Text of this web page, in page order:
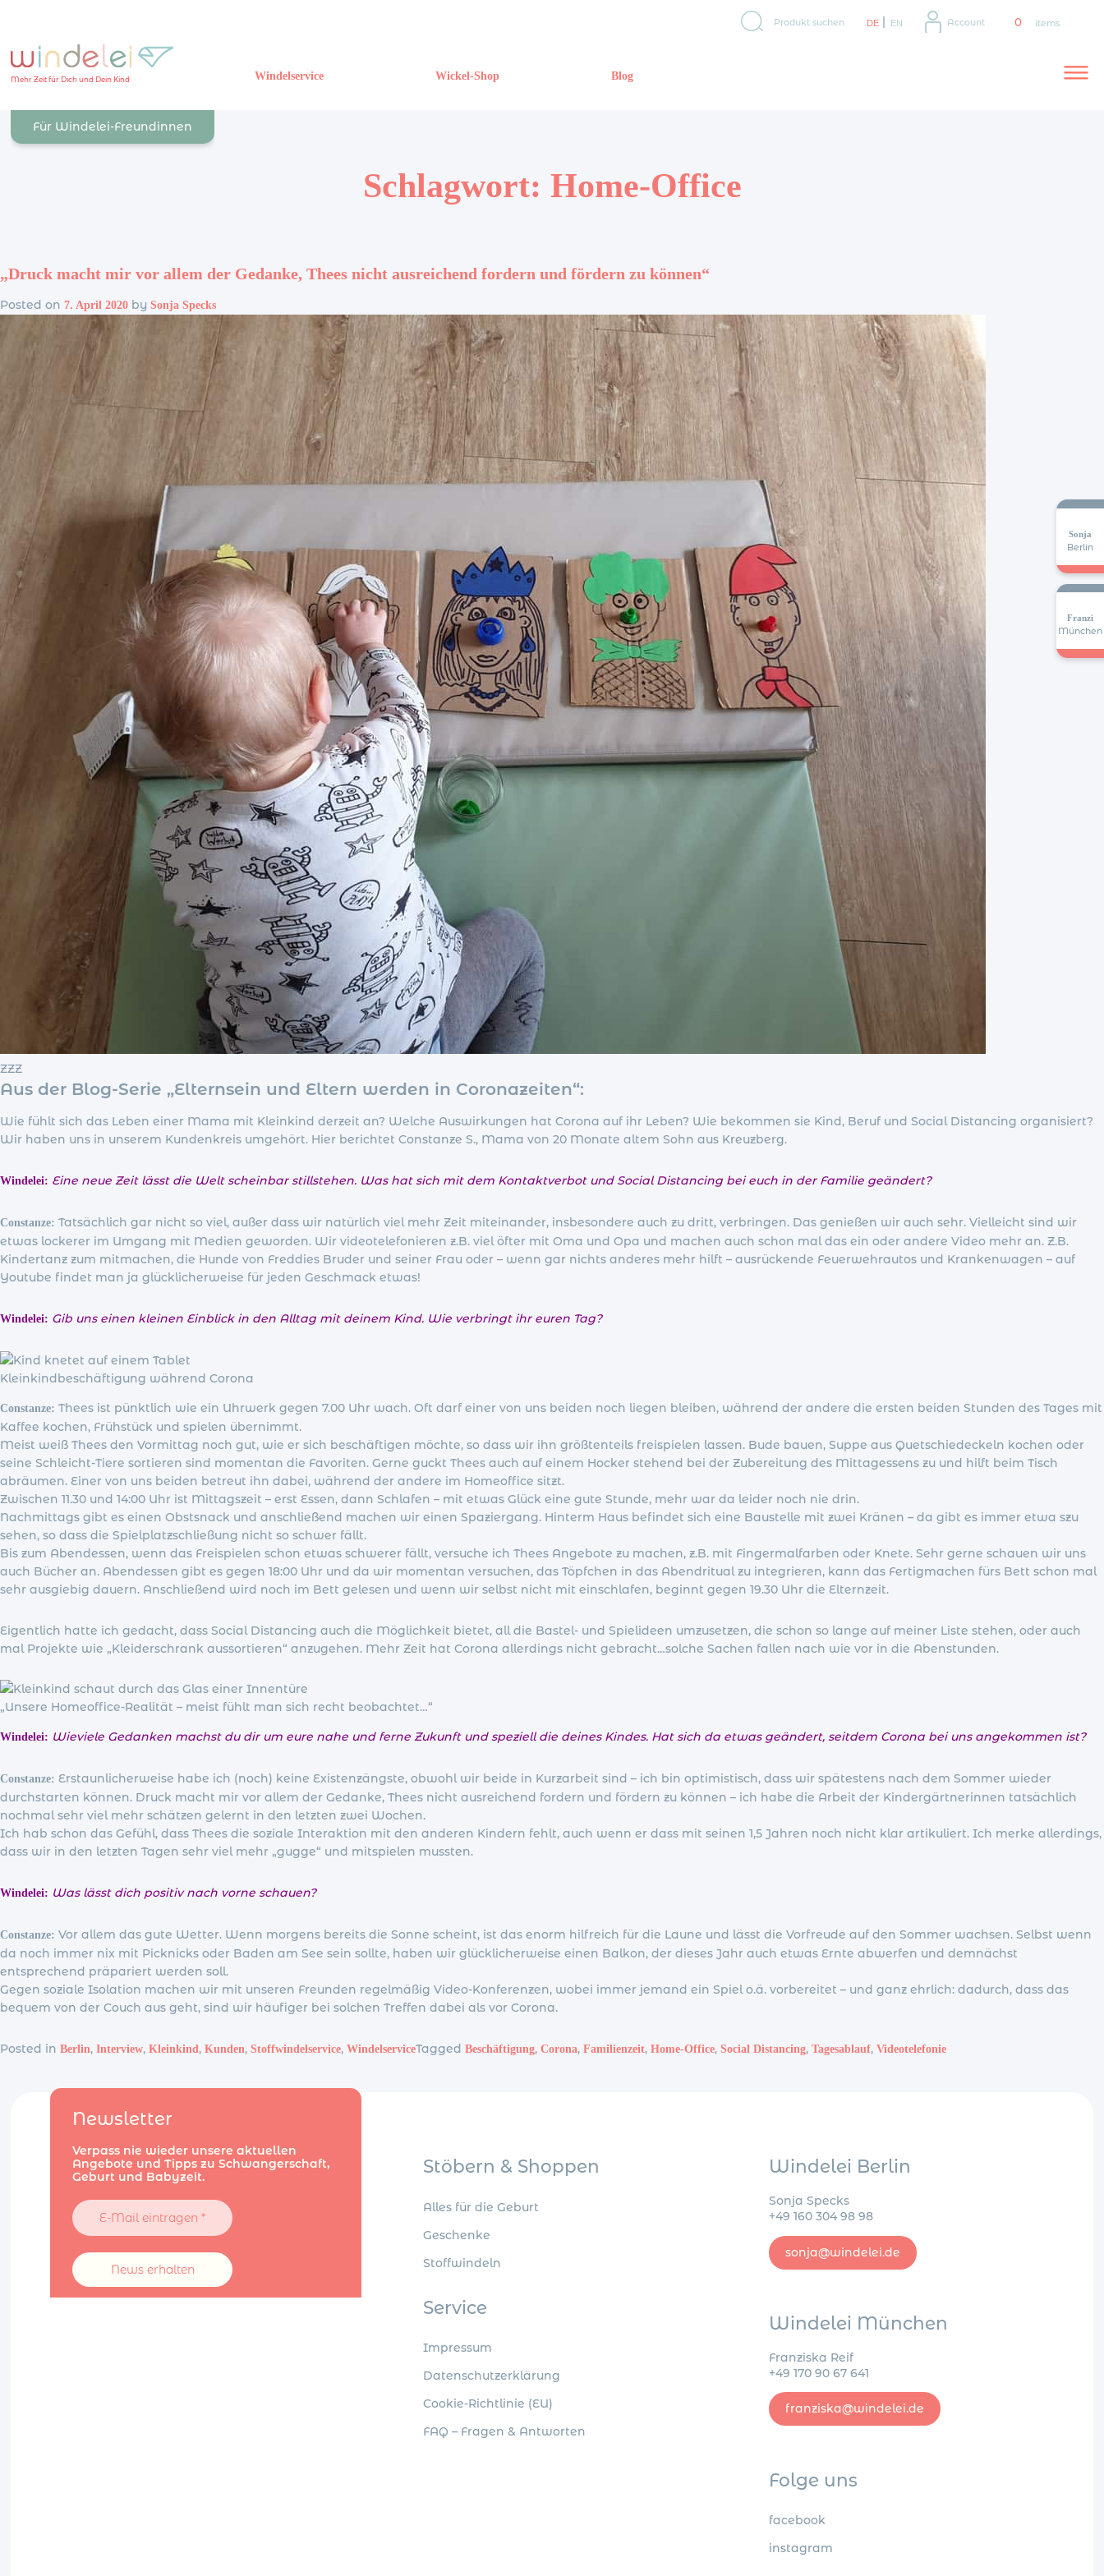
Mehr Zeit für Dich und Dein Kind
Produkt suchen
Search DE EN Account 0 items
Windelservice Wickel-Shop Blog
Für Windelei-Freundinnen
Sonja
Berlin
Franzi
München
Schlagwort: Home-Office
„Druck macht mir vor allem der Gedanke, Thees nicht ausreichend fordern und fördern zu können“
Posted on 7. April 2020 by Sonja Specks
ZZZ
Aus der Blog-Serie „Elternsein und Eltern werden in Coronazeiten“:
Wie fühlt sich das Leben einer Mama mit Kleinkind derzeit an? Welche Auswirkungen hat Corona auf ihr Leben? Wie bekommen sie Kind, Beruf und Social Distancing organisiert?
Wir haben uns in unserem Kundenkreis umgehört. Hier berichtet Constanze S., Mama von 20 Monate altem Sohn aus Kreuzberg.
Windelei: Eine neue Zeit lässt die Welt scheinbar stillstehen. Was hat sich mit dem Kontaktverbot und Social Distancing bei euch in der Familie geändert?
Constanze: Tatsächlich gar nicht so viel, außer dass wir natürlich viel mehr Zeit miteinander, insbesondere auch zu dritt, verbringen. Das genießen wir auch sehr. Vielleicht sind wir
etwas lockerer im Umgang mit Medien geworden. Wir videotelefonieren z.B. viel öfter mit Oma und Opa und machen auch schon mal das ein oder andere Video mehr an. Z.B.
Kindertanz zum mitmachen, die Hunde von Freddies Bruder und seiner Frau oder – wenn gar nichts anderes mehr hilft – ausrückende Feuerwehrautos und Krankenwagen – auf
Youtube findet man ja glücklicherweise für jeden Geschmack etwas!
Windelei: Gib uns einen kleinen Einblick in den Alltag mit deinem Kind. Wie verbringt ihr euren Tag?
Kleinkindbeschäftigung während Corona
Constanze: Thees ist pünktlich wie ein Uhrwerk gegen 7.00 Uhr wach. Oft darf einer von uns beiden noch liegen bleiben, während der andere die ersten beiden Stunden des Tages mit
Kaffee kochen, Frühstück und spielen übernimmt.
Meist weiß Thees den Vormittag noch gut, wie er sich beschäftigen möchte, so dass wir ihn größtenteils freispielen lassen. Bude bauen, Suppe aus Quetschiedeckeln kochen oder
seine Schleicht-Tiere sortieren sind momentan die Favoriten. Gerne guckt Thees auch auf einem Hocker stehend bei der Zubereitung des Mittagessens zu und hilft beim Tisch
abräumen. Einer von uns beiden betreut ihn dabei, während der andere im Homeoffice sitzt.
Zwischen 11.30 und 14:00 Uhr ist Mittagszeit – erst Essen, dann Schlafen – mit etwas Glück eine gute Stunde, mehr war da leider noch nie drin.
Nachmittags gibt es einen Obstsnack und anschließend machen wir einen Spaziergang. Hinterm Haus befindet sich eine Baustelle mit zwei Kränen – da gibt es immer etwa szu
sehen, so dass die Spielplatzschließung nicht so schwer fällt.
Bis zum Abendessen, wenn das Freispielen schon etwas schwerer fällt, versuche ich Thees Angebote zu machen, z.B. mit Fingermalfarben oder Knete. Sehr gerne schauen wir uns
auch Bücher an. Abendessen gibt es gegen 18:00 Uhr und da wir momentan versuchen, das Töpfchen in das Abendritual zu integrieren, kann das Fertigmachen fürs Bett schon mal
sehr ausgiebig dauern. Anschließend wird noch im Bett gelesen und wenn wir selbst nicht mit einschlafen, beginnt gegen 19.30 Uhr die Elternzeit.
Eigentlich hatte ich gedacht, dass Social Distancing auch die Möglichkeit bietet, all die Bastel- und Spielideen umzusetzen, die schon so lange auf meiner Liste stehen, oder auch
mal Projekte wie „Kleiderschrank aussortieren“ anzugehen. Mehr Zeit hat Corona allerdings nicht gebracht…solche Sachen fallen nach wie vor in die Abenstunden.
„Unsere Homeoffice-Realität – meist fühlt man sich recht beobachtet…“
Windelei: Wieviele Gedanken machst du dir um eure nahe und ferne Zukunft und speziell die deines Kindes. Hat sich da etwas geändert, seitdem Corona bei uns angekommen ist?
Constanze: Erstaunlicherweise habe ich (noch) keine Existenzängste, obwohl wir beide in Kurzarbeit sind – ich bin optimistisch, dass wir spätestens nach dem Sommer wieder
durchstarten können. Druck macht mir vor allem der Gedanke, Thees nicht ausreichend fordern und fördern zu können – ich habe die Arbeit der Kindergärtnerinnen tatsächlich
nochmal sehr viel mehr schätzen gelernt in den letzten zwei Wochen.
Ich hab schon das Gefühl, dass Thees die soziale Interaktion mit den anderen Kindern fehlt, auch wenn er dass mit seinen 1,5 Jahren noch nicht klar artikuliert. Ich merke allerdings,
dass wir in den letzten Tagen sehr viel mehr „gugge“ und mitspielen mussten.
Windelei: Was lässt dich positiv nach vorne schauen?
Constanze: Vor allem das gute Wetter. Wenn morgens bereits die Sonne scheint, ist das enorm hilfreich für die Laune und lässt die Vorfreude auf den Sommer wachsen. Selbst wenn
da noch immer nix mit Picknicks oder Baden am See sein sollte, haben wir glücklicherweise einen Balkon, der dieses Jahr auch etwas Ernte abwerfen und demnächst
entsprechend präpariert werden soll.
Gegen soziale Isolation machen wir mit unseren Freunden regelmäßig Video-Konferenzen, wobei immer jemand ein Spiel o.ä. vorbereitet – und ganz ehrlich: dadurch, dass das
bequem von der Couch aus geht, sind wir häufiger bei solchen Treffen dabei als vor Corona.
Posted in Berlin, Interview, Kleinkind, Kunden, Stoffwindelservice, WindelserviceTagged Beschäftigung, Corona, Familienzeit, Home-Office, Social Distancing, Tagesablauf, Videotelefonie
Newsletter
Verpass nie wieder unsere aktuellen
Angebote und Tipps zu Schwangerschaft,
Geburt und Babyzeit.
E-
Mail
eintragen
Stöbern & Shoppen
Alles für die Geburt
Geschenke
Stoffwindeln
Service
Impressum
Datenschutzerklärung
Cookie-Richtlinie (EU)
FAQ – Fragen & Antworten
Windelei Berlin
Sonja Specks
+49 160 304 98 98
sonja@windelei.de
Windelei München
Franziska Reif
+49 170 90 67 641
franziska@windelei.de
Folge uns
facebook
instagram